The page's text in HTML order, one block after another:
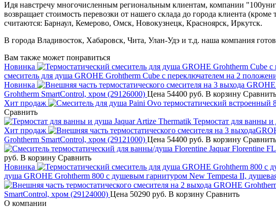
Идя навстречу многочисленным региональным клиентам, компании
возвращает стоимость перевозки от нашего склада до города клиента
считаются: Барнаул, Кемерово, Омск, Новокузнецк, Красноярск, Иркутск.
В города Владивосток, Хабаровск, Чита, Улан-Удэ и т.д. наша компания
Вам также может понравиться
Новинка
смеситель для душа GROHE Grohtherm Cube с переключателем на 2
Новинка
Grohtherm SmartControl, хром (29126000) Цена 54400 руб. В корзину Сравнить
Хит продаж
Сравнить
Термостат для ванны
Хит продаж
Grohtherm SmartControl, хром (29121000) Цена 54400 руб. В корзину Сравнить
руб. В корзину Сравнить
Новинка
душа GROHE Grohtherm 800 с душевым гарнитуром New Tempesta II,
SmartControl, хром (29124000) Цена 50290 руб. В корзину Сравнить
О компании